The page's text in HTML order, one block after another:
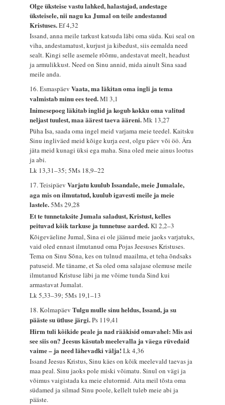
Olge üksteise vastu lahked, halastajad, andestage
üksteisele, nii nagu ka Jumal on teile andestanud
Kristuses.Ef 4,32
Issand, anna meile tarkust katsuda läbi oma süda. Kui seal on
viha, andestamatust, kurjust ja kibedust, siis eemalda need
sealt. Kingi selle asemele rõõmu, andestavat meelt, headust
ja armulikkust. Need on Sinu annid, mida ainult Sina saad
meile anda.
16. EsmaspäevVaata, ma läkitan oma ingli ja tema
valmistab minu ees teed.Ml 3,1
Inimesepoeg läkitab inglid ja kogub kokku oma valitud
neljast tuulest, maa äärest taeva ääreni.Mk 13,27
Püha Isa, saada oma ingel meid varjama meie teedel. Kaitsku
Sinu ingliväed meid kõige kurja eest, olgu päev või öö. Ära
jäta meid kunagi üksi ega maha. Sina oled meie ainus lootus
ja abi.
Lk 13,31–35; 5Ms 18,9–22
17. TeisipäevVarjatu kuulub Issandale, meie Jumalale,
aga mis on ilmutatud, kuulub igavesti meile ja meie
lastele.5Ms 29,28
Et te tunnetaksite Jumala saladust, Kristust, kelles
peituvad kõik tarkuse ja tunnetuse aarded.Kl 2,2–3
Kõigeväeline Jumal, Sina ei ole jäänud meie jaoks varjatuks,
vaid oled ennast ilmutanud oma Pojas Jeesuses Kristuses.
Tema on Sinu Sõna, kes on tulnud maailma, et teha õndsaks
patuseid. Me täname, et Sa oled oma salajase olemuse meile
ilmutanud Kristuse läbi ja me võime tunda Sind kui
armastavat Jumalat.
Lk 5,33–39; 5Ms 19,1–13
18. KolmapäevTulgu mulle sinu heldus, Issand, ja su
pääste su ütluse järgi.Ps 119,41
Hirm tuli kõikide peale ja nad rääkisid omavahel: Mis asi
see siis on? Jeesus käsutab meelevalla ja väega rüvedaid
vaime – ja need lähevadki välja!Lk 4,36
Issand Jeesus Kristus, Sinu käes on kõik meelevald taevas ja
maa peal. Sinu jaoks pole miski võimatu. Sinul on vägi ja
võimus vaigistada ka meie elutormid. Aita meil tõsta oma
südamed ja silmad Sinu poole, kellelt tuleb meie abi ja
pääste.